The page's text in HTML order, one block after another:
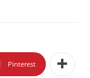
Pinterest